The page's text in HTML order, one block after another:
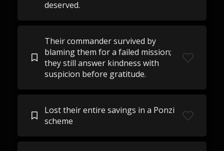
deserved.
Their commander survived by
blaming them for a failed mission;
they still answer kindness with
suspicion before gratitude.
Lost their entire savings in a Ponzi
scheme